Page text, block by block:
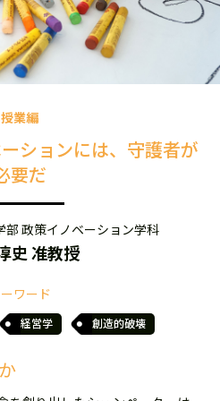
授業編
ションには、守護者が
要だ
政策イノベーション学科
史 准教授
ワード
経営学 創造的破壊